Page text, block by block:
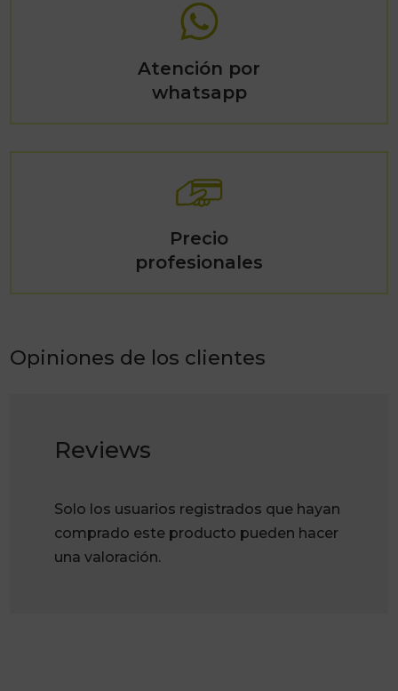
Atención por
whatsapp
Precio
profesionales
Opiniones de los clientes
Reviews
Solo los usuarios registrados que hayan
comprado este producto pueden hacer
una valoración.